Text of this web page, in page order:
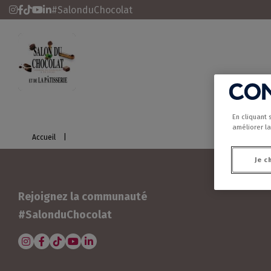
#SalonduChocolat
Le Salon du Chocolat dans le
Accueil
Rejoignez la communauté
#SalonduChocolat
En cliquant
améliorer
Je